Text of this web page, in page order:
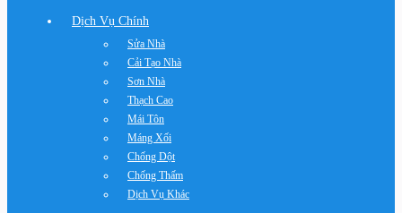
Dịch Vụ Chính
Sửa Nhà
Cải Tạo Nhà
Sơn Nhà
Thạch Cao
Mái Tôn
Máng Xối
Chống Dột
Chống Thấm
Dịch Vụ Khác